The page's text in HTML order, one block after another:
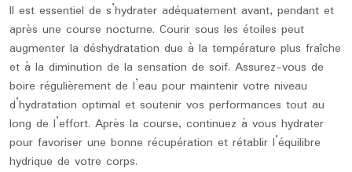
Il est essentiel de s’hydrater adéquatement avant, pendant et
après une course nocturne. Courir sous les étoiles peut
augmenter la déshydratation due à la température plus fraîche
et à la diminution de la sensation de soif. Assurez-vous de
boire régulièrement de l’eau pour maintenir votre niveau
d’hydratation optimal et soutenir vos performances tout au
long de l’effort. Après la course, continuez à vous hydrater
pour favoriser une bonne récupération et rétablir l’équilibre
hydrique de votre corps.